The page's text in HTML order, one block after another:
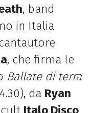
, band
in Italia
, che firma le
Ballate di terra
da Ryan
Italo Disco